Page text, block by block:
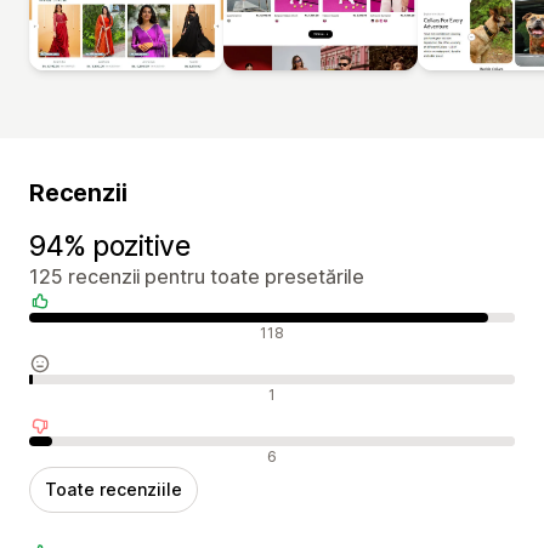
Recenzii
94% pozitive
125 recenzii pentru toate presetările
Recenzii pozitive 118
Recenzii neutre 1
Recenzii negative 6
Toate recenziile